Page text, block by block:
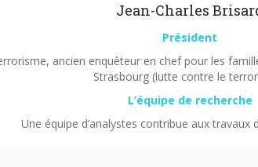
Jean-Charles
Président
ancien enquêteur en chef pour les
Strasbourg (lutte contre le
L’équipe de recherche
Une équipe d’analystes contribue aux travaux